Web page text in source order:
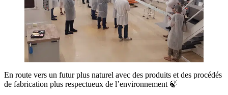
En route vers un futur plus naturel avec des produits et des procédés
de fabrication plus respectueux de l’environnement 🍃